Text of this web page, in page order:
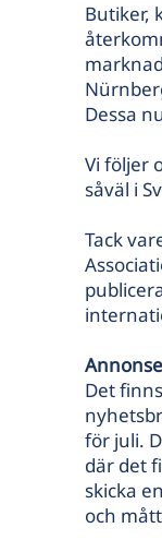
Butiker,
Dessa
Vi följer
såväl i
Tack
Det
för juli.
där det
skicka
och